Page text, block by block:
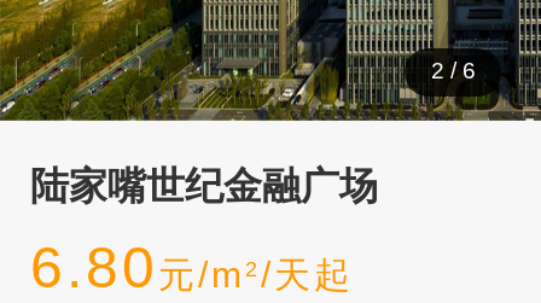
2 /6
陆家嘴世纪金融广场
6.80 元/m 2 /天起